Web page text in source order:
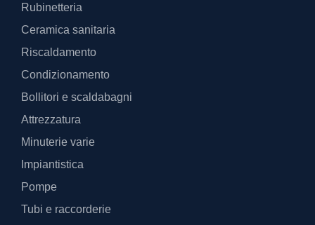
Rubinetteria
Ceramica sanitaria
Riscaldamento
Condizionamento
Bollitori e scaldabagni
Attrezzatura
Minuterie varie
Impiantistica
Pompe
Tubi e raccorderie